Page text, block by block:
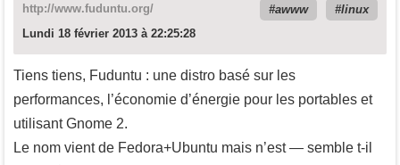
http://www.fuduntu.org/ awww
linux
Lundi 18 février 2013 à 22:25:28
Tiens tiens, Fuduntu : une distro basé sur les
performances, l’économie d’énergie pour les portables et
utilisant Gnome 2.
Le nom vient de Fedora+Ubuntu mais n’est — semble t-il